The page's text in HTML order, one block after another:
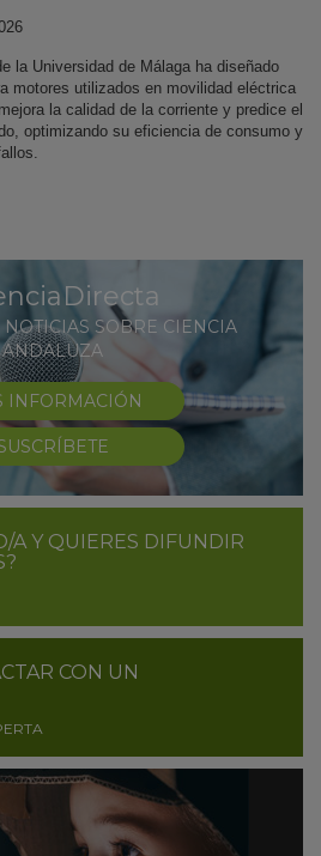
la Universidad de Málaga ha diseñado
motores utilizados en movilidad eléctrica
la calidad de la corriente y predice el
optimizando su eficiencia de consumo y
SOBRE CIENCIA
ANDALUZA
INFORMACIÓN
A Y QUIERES DIFUNDIR
CON UN